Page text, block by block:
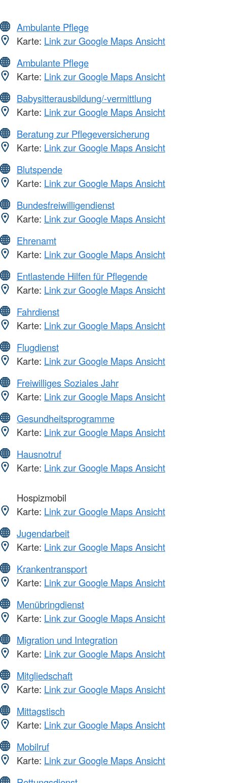
Ambulante Pflege
Karte: Link zur Google Maps Ansicht
Ambulante Pflege
Karte: Link zur Google Maps Ansicht
Babysitterausbildung/-vermittlung
Karte: Link zur Google Maps Ansicht
Beratung zur Pflegeversicherung
Karte: Link zur Google Maps Ansicht
Blutspende
Karte: Link zur Google Maps Ansicht
Bundesfreiwilligendienst
Karte: Link zur Google Maps Ansicht
Ehrenamt
Karte: Link zur Google Maps Ansicht
Entlastende Hilfen für Pflegende
Karte: Link zur Google Maps Ansicht
Fahrdienst
Karte: Link zur Google Maps Ansicht
Flugdienst
Karte: Link zur Google Maps Ansicht
Freiwilliges Soziales Jahr
Karte: Link zur Google Maps Ansicht
Gesundheitsprogramme
Karte: Link zur Google Maps Ansicht
Hausnotruf
Karte: Link zur Google Maps Ansicht
Hospizmobil
Karte: Link zur Google Maps Ansicht
Jugendarbeit
Karte: Link zur Google Maps Ansicht
Krankentransport
Karte: Link zur Google Maps Ansicht
Menübringdienst
Karte: Link zur Google Maps Ansicht
Migration und Integration
Karte: Link zur Google Maps Ansicht
Mitgliedschaft
Karte: Link zur Google Maps Ansicht
Mittagstisch
Karte: Link zur Google Maps Ansicht
Mobilruf
Karte: Link zur Google Maps Ansicht